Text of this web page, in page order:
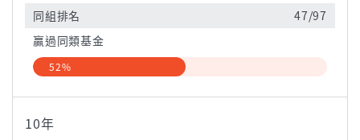
同組排名
47/97
贏過同類基金
52%
10年